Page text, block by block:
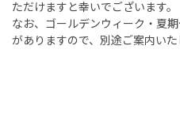
ただけますと幸いでございます。
なお、ゴールデンウィーク・夏
がありますので、別途ご案内いた